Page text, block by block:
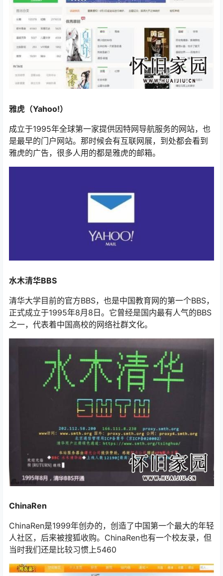
雅虎（Yahoo!）
成立于1995年全球第一家提供因特网导航服务的网站，也
是最早的门户网站。那时候会有互联网展，到处都会看到
雅虎的广告，很多人用的都是雅虎的邮箱。
水木清华BBS
清华大学目前的官方BBS，也是中国教育网的第一个BBS，
正式成立于1995年8月8日。它曾经是国内最有人气的BBS
之一，代表着中国高校的网络社群文化。
ChinaRen
ChinaRen是1999年创办的，创造了中国第一个最大的年轻
人社区，后来被搜狐收购。ChinaRen也有一个校友录，但
当时我们还是比较习惯上5460